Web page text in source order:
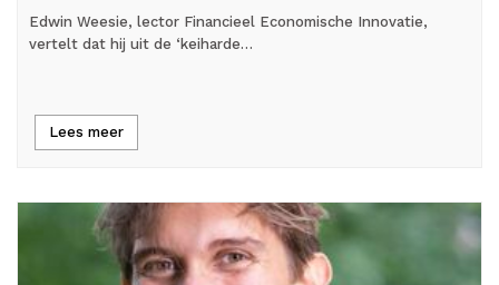
Edwin Weesie, lector Financieel Economische Innovatie,
vertelt dat hij uit de ‘keiharde…
Lees meer